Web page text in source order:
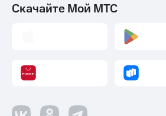
Скачайте Мой МТС